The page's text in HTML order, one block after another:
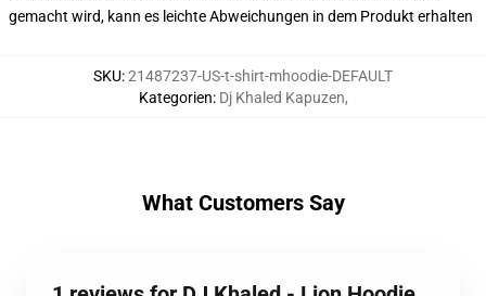
gemacht wird, kann es leichte Abweichungen in dem Produkt erhalten
SKU:21487237-US-t-shirt-mhoodie-DEFAULT
Kategorien: Dj Khaled Kapuzen,
What Customers Say